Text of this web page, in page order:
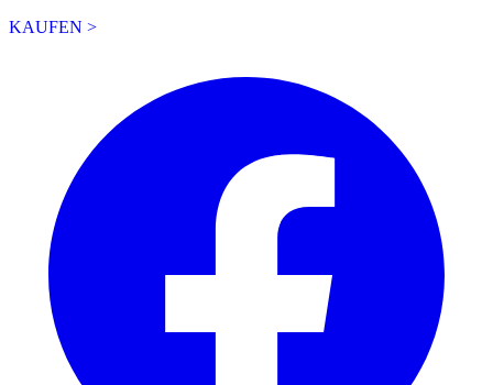
KAUFEN >